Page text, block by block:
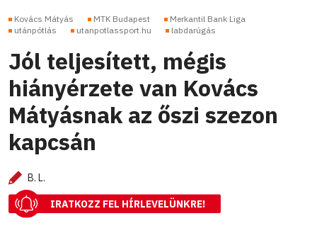
Kovács Mátyás MTK Budapest
Merkantil Bank Liga
utánpótlás
utanpotlassport.hu labdarúgás
Jól teljesített, mégis
hiányérzete van Kovács
Mátyásnak az őszi szezon
kapcsán
B. L.
IRATKOZZ FEL HÍRLEVELÜNKRE!